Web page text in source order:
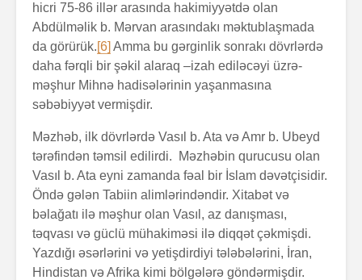
hicri 75-86 illər arasında hakimiyyətdə olan
Abdülməlik b. Mərvan arasındakı məktublaşmada
da görürük.[6] Amma bu gərginlik sonrakı dövrlərdə
daha fərqli bir şəkil alaraq –izah ediləcəyi üzrə-
məşhur Mihnə hadisələrinin yaşanmasına
səbəbiyyət vermişdir.
Məzhəb, ilk dövrlərdə Vasıl b. Ata və Amr b. Ubeyd
tərəfindən təmsil edilirdi. Məzhəbin qurucusu olan
Vasıl b. Ata eyni zamanda fəal bir İslam dəvətçisidir.
Öndə gələn Tabiin alimlərindəndir. Xitabət və
bəlağatı ilə məşhur olan Vasıl, az danışması,
təqvası və güclü mühakiməsi ilə diqqət çəkmişdi.
Yazdığı əsərlərini və yetişdirdiyi tələbələrini, İran,
Hindistan və Afrika kimi bölgələrə göndərmişdir.